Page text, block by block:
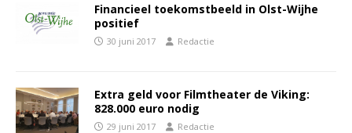
Financieel toekomstbeeld in Olst-Wijhe
positief
30 juni 2017 Redactie
Extra geld voor Filmtheater de Viking:
828.000 euro nodig
29 juni 2017 Redactie